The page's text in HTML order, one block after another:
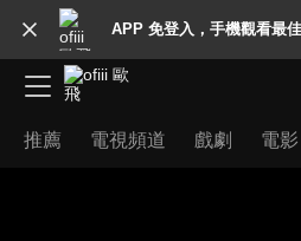
APP 免登入，手機觀看最
推薦 電視頻道 戲劇 電影